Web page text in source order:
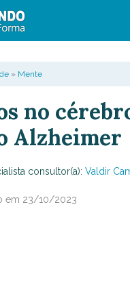
» Mente
no
Alzheimer
consultor(a): Valdir
em 23/10/2023